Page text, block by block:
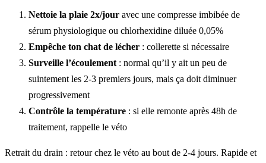
Nettoie la plaie 2x/jour avec une compresse imbibée de
sérum physiologique ou chlorhexidine diluée 0,05%
Empêche ton chat de lécher : collerette si nécessaire
Surveille l’écoulement : normal qu’il y ait un peu de
suintement les 2-3 premiers jours, mais ça doit diminuer
progressivement
Contrôle la température : si elle remonte après 48h de
traitement, rappelle le véto
Retrait du drain : retour chez le véto au bout de 2-4 jours. Rapide et